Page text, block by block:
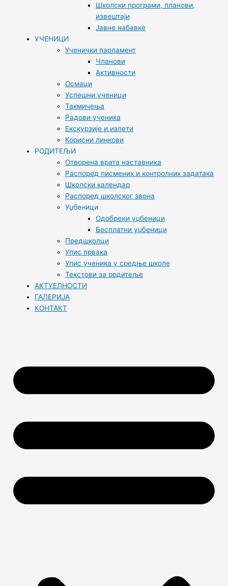
Школски програми, планови,
извештаји
Јавне набавке
УЧЕНИЦИ
Ученички парламент
Чланови
Активности
Осмаци
Успешни ученици
Такмичења
Радови ученика
Екскурзије и излети
Корисни линкови
РОДИТЕЉИ
Отворена врата наставника
Распоред писмених и контролних задатака
Школски календар
Распоред школског звона
Уџбеници
Одобрени уџбеници
Бесплатни уџбеници
Предшколци
Упис првака
Упис ученика у средње школе
Текстови за родитеље
АКТУЕЛНОСТИ
ГАЛЕРИЈА
КОНТАКТ